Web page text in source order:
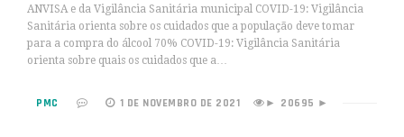
ANVISA e da Vigilância Sanitária municipal COVID-19: Vigilância
Sanitária orienta sobre os cuidados que a população deve tomar
para a compra do álcool 70% COVID-19: Vigilância Sanitária
orienta sobre quais os cuidados que a…
PMC 1 DE NOVEMBRO DE 2021 ► 20695 ►